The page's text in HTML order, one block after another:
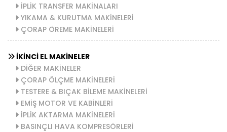
İPLİK TRANSFER MAKİNALARI
YIKAMA & KURUTMA MAKİNELERİ
ÇORAP ÖREME MAKİNELERİ
İKİNCİ EL MAKİNELER
DİĞER MAKİNELER
ÇORAP ÖLÇME MAKİNELERİ
TESTERE & BIÇAK BİLEME MAKİNELERİ
EMİŞ MOTOR VE KABİNLERİ
İPLİK AKTARMA MAKİNELERİ
BASINÇLI HAVA KOMPRESÖRLERİ